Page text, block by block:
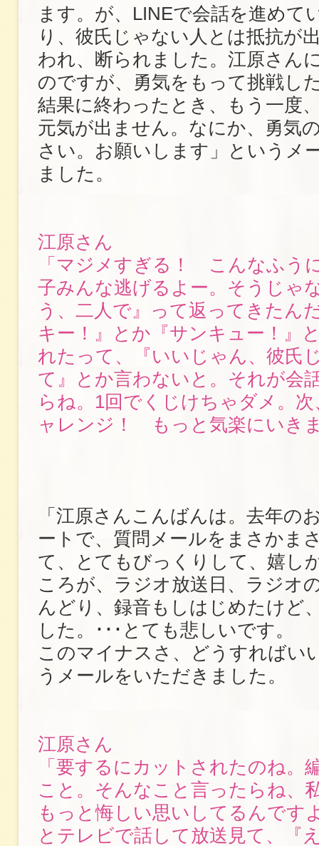
ます。が、LINEで会話を進めて
り、彼氏じゃない人とは抵抗が
われ、断られました。江原さん
のですが、勇気をもって挑戦し
結果に終わったとき、もう一度
元気が出ません。なにか、勇気
さい。お願いします」というメ
ました。
江原さん
「マジメすぎる！ こんなふう
子みんな逃げるよー。そうじゃ
う、二人で』って返ってきたん
キー！』とか『サンキュー！』
れたって、『いいじゃん、彼氏
て』とか言わないと。それが会
らね。1回でくじけちゃダメ。
ャレンジ！ もっと気楽にいき
「江原さんこんばんは。去年の
ートで、質問メールをまさかま
て、とてもびっくりして、嬉し
ころが、ラジオ放送日、ラジオ
んどり、録音もしはじめたけど
した。･･･とても悲しいです。
このマイナスさ、どうすればい
うメールをいただきました。
江原さん
「要するにカットされたのね。
こと。そんなこと言ったらね、
もっと悔しい思いしてるんです
とテレビで話して放送見て、『